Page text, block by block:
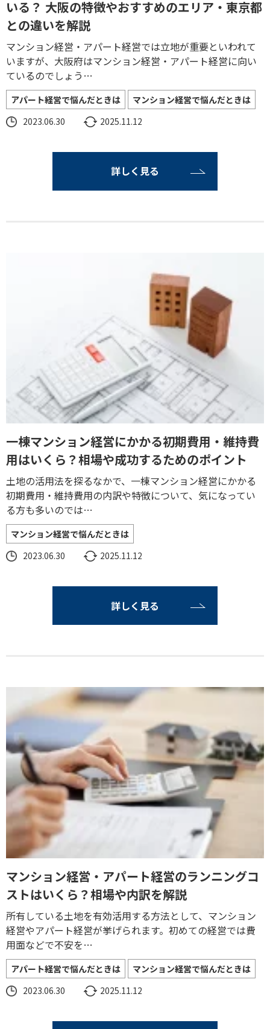
いる？ 大阪の特徴やおすすめのエリア・東京都
との違いを解説
マンション経営・アパート経営では立地が重要といわれて
いますが、大阪府はマンション経営・アパート経営に向い
ているのでしょう…
アパート経営で悩んだときは
マンション経営で悩んだときは
2023.06.30
2025.11.12
詳しく見る
一棟マンション経営にかかる初期費用・維持費
用はいくら？相場や成功するためのポイント
土地の活用法を探るなかで、一棟マンション経営にかかる
初期費用・維持費用の内訳や特徴について、気になってい
る方も多いのでは…
マンション経営で悩んだときは
2023.06.30
2025.11.12
詳しく見る
マンション経営・アパート経営のランニングコ
ストはいくら？相場や内訳を解説
所有している土地を有効活用する方法として、マンション
経営やアパート経営が挙げられます。初めての経営では費
用面などで不安を…
アパート経営で悩んだときは
マンション経営で悩んだときは
2023.06.30
2025.11.12